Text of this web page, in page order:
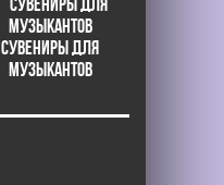
Сувениры для
музыкантов